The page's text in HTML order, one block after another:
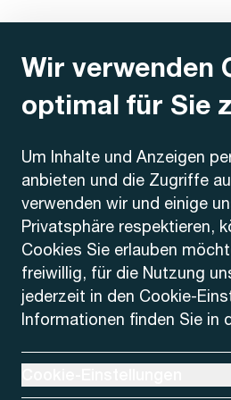
Wir verwenden
optimal für Sie
Um Inhalte und Anzeigen
anbieten und die Zugriffe
verwenden wir und einige
Privatsphäre respektieren,
Cookies Sie erlauben
freiwillig, für die Nutzung
jederzeit in den Cookie-
Informationen finden Sie in
AREMO
Busbetrieb Solothurn
Dornacherstrasse 48
4500 Solothurn
Telefon
+41 32 622 37 22
Kontaktformular